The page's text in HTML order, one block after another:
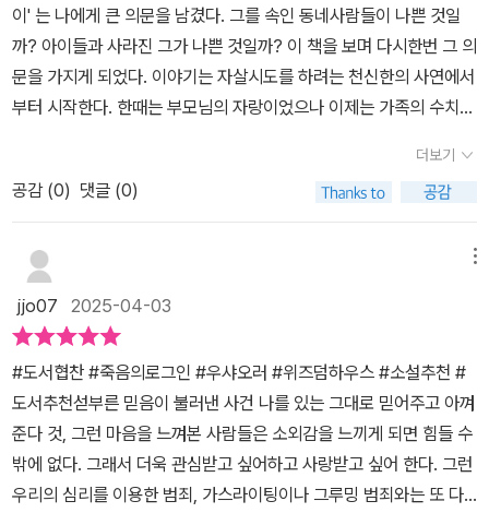
것일까?그 이야기의 시작이 범인의 사연을 통해 하나씩 흘러나오고,
대만판 N번방과 이어진다.한 사람의 불행과 두려움에서 시작한 이야
기가 사회의 비리와 비극으로 이어진다.이 과정에 해결되지 않은 몇
가지가 그대로 놓여 있다.이 미해결 상황 때문에 이 소설의 후속작을
못하고 있을까?집안에만 있는 그를 두고 느끼는 부모의 갈등은 너무
느낀 불안은 또 어떤가.만약 아들이 범인이라면 어떻게 대응할지 보
게 부담이 될 수밖에 없다.뛰어난 가독성과 묵직한 이야기들은 이 작
가를 기억하라고 외친다.#장편소설 #스릴러 #검은안개 #죽음의로
그인 #우샤오러 #위즈덤하우스 #리뷰어스클럽
벌어지는 묘한 사건들을 쫓게 되는데...그 여기자 역시 천신한처럼 초
능력을 가지고 있었다. 자신이 원하는 대로 상대가 조종되는 능력.'학
교'라 불리는 이상한 조직의 정체를 쫓는 천신한은 갑자기 납치가 되
고 납치한 사람의 정체는 놀랍기만 하다.​자신이 불완전한 존재라고
자신을 숨기고 제2의 삶을 살아가는 수많은 사람들.그들을 조정하며
악으로 이끄는 존재들도 있다. 마치 천신한이 보는 그 어둔 그림자처
럼.사고이후 은둔형 삶을 살고 있던 천신한은 용기를 내보기로 한다.
과감하게 로그아웃을 해보기로.​게임에 대해 잘 모르는 독자라면 좀
이해하기 어려운 부분이 있긴 하다.그럼에도 실제 우리가 살고 있는
이 세상은 가상의 세상을 실제하는 것으로 믿고 추종하는 사람들이
많다는 사실을 알게된다. 천신한처럼 과감하게 로그아웃을 선택하는
기회가 있기를 바라본다.
<죽음의 로그인>은 온라인 게임이라는 공간과 죽음의 시그널을 보는
초능력의 세계를 합친 작가 우샤오러만의 장르를 만든 것 같다. 스토
리와 설정도 괜찮았지만 약간 아쉬운 것은 서론이 너무 길다는 것이
다. 미스터리가 가장 흥미롭고 흡입력을 가지려고 하면 사건이 먼저
일어나야 한다. 사건이 일어남으로 앞으로 어떻게 전개가 될지 궁금
해하며 계속 읽게 되는데 주인공 천신한의 능력과 인물 소개를 길게
던 것으로 기억하는데 이번 작품도 그렇다는 것이다. 살인사건이 일
어나고 수사를 하는 과정을 보고 싶었던 독자로 조금 아쉽기도 하지
만 다음 작품도 기대되면서 또 한 명의 읽고 싶은 중화권 작가를 찾은
것 같다.
이' 는 나에게 큰 의문을 남겼다. 그를 속인 동네사람들이 나쁜 것일
까? 아이들과 사라진 그가 나쁜 것일까? 이 책을 보며 다시한번 그 의
문을 가지게 되었다. 이야기는 자살시도를 하려는 천신한의 사연에서
부터 시작한다. 한때는 부모님의 자랑이었으나 이제는 가족의 수치가
통창구는 인터넷이었고 게임으로 만난 친구들 뿐이었다. 본인이 그렇
게 가족에게 외면당한 채 외로움의 시간을 겪었기에 그는 게임친구
시리의 외로움도 읽어낼 수 있었다. 시리도 천신한 못지않게 외로운
소녀였다. 부모의 이혼으로 그 나이에 받아야 할 사랑을 받지 못하며
번도 따뜻하게 손을 내밀어 주지 않았다. 천신한도 시리도, 그들에게
필요한 건 그저 사랑과 관심이었다. 그런 시리가 자신에게 사랑과 관
심을 보이는 이에게 끌리는 것은 당연지사다. 그녀의 결핍은 작은 애
정에도 위험을 감수할 만큼 컸다. 그러나 그 사랑이 실은 죽음의 시그
널인 검은 안개에 쌓여있는 것이 천신한의 눈에 보였다. 천신한에게
는 교통사고 이후, 죽음을 예견하는 검은 안개를 보는 능력이 생겼기
때문이다. 분명 시리가 위험에 빠졌다는 신호였다. 아니나 다를까, 시
더보기
공감 (0) 댓글 (0)
jjo07 2025-04-03
#도서협찬 #죽음의로그인 #우샤오러 #위즈덤하우스 #소설추천 #
도서추천섣부른 믿음이 불러낸 사건 나를 있는 그대로 믿어주고 아껴
준다 것, 그런 마음을 느껴본 사람들은 소외감을 느끼게 되면 힘들 수
밖에 없다. 그래서 더욱 관심받고 싶어하고 사랑받고 싶어 한다. 그런
우리의 심리를 이용한 범죄, 가스라이팅이나 그루밍 범죄와는 또 다